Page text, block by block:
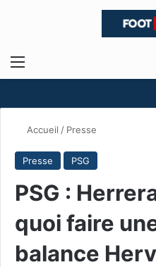
Menu
Accueil / Presse
Presse PSG
PSG :
quoi faire
balance